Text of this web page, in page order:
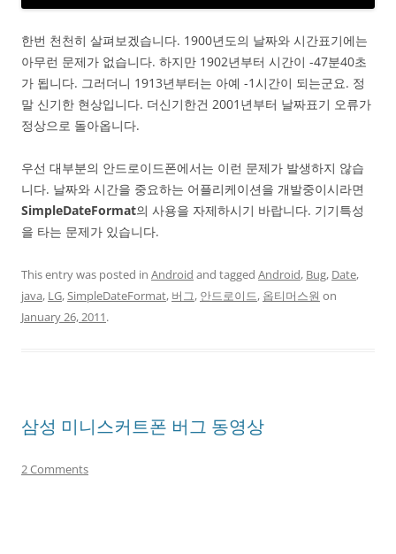
한번 천천히 살펴보겠습니다. 1900년도의 날짜와 시간표기에는
아무런 문제가 없습니다. 하지만 1902년부터 시간이 -47분40초
가 됩니다. 그러더니 1913년부터는 아예 -1시간이 되는군요. 정
말 신기한 현상입니다. 더신기한건 2001년부터 날짜표기 오류가
정상으로 돌아옵니다.
우선 대부분의 안드로이드폰에서는 이런 문제가 발생하지 않습
니다. 날짜와 시간을 중요하는 어플리케이션을 개발중이시라면
SimpleDateFormat의 사용을 자제하시기 바랍니다. 기기특성
을 타는 문제가 있습니다.
This entry was posted in Android and tagged Android, Bug, Date,
java, LG,SimpleDateFormat, 버그, 안드로이드, 옵티머스원 on
January 26, 2011.
삼성 미니스커트폰 버그 동영상
2 Comments